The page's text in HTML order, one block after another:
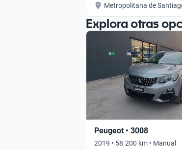
Metropolitana de
Explora otras
Peugeot • 3008
2019 • 58.200 km • Manual